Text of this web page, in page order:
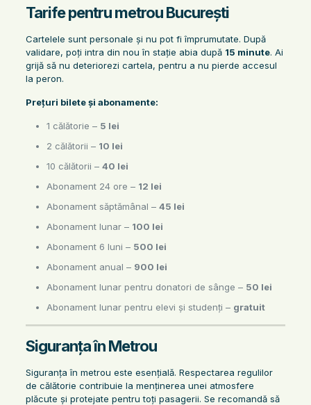
Tarife pentru metrou București
Cartelele sunt personale și nu pot fi împrumutate. După
validare, poți intra din nou în stație abia după 15 minute. Ai
grijă să nu deteriorezi cartela, pentru a nu pierde accesul
la peron.
Prețuri bilete și abonamente:
1 călătorie – 5 lei
2 călătorii – 10 lei
10 călătorii – 40 lei
Abonament 24 ore – 12 lei
Abonament săptămânal – 45 lei
Abonament lunar – 100 lei
Abonament 6 luni – 500 lei
Abonament anual – 900 lei
Abonament lunar pentru donatori de sânge – 50 lei
Abonament lunar pentru elevi și studenți – gratuit
Siguranța în Metrou
Siguranța în metrou este esențială. Respectarea regulilor
de călătorie contribuie la menținerea unei atmosfere
plăcute și protejate pentru toți pasagerii. Se recomandă să